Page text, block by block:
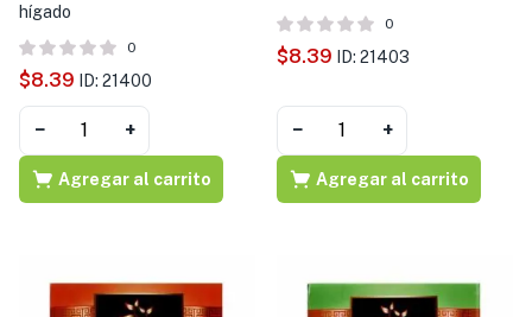
hígado
0
$8.39 ID: 21400
− +
Agregar al carrito
0
$8.39 ID: 21403
− +
Agregar al carrito